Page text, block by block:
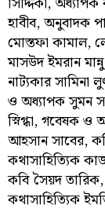
হাবীব, অনুবাদক
মোস্তফা কামাল,
মাসউদ ইমরান
নাট্যকার
ও অধ্যাপক সুমন
স্নিগ্ধা, গবেষক ও
আহসান সাবের,
কথাসাহিত্যিক
কবি সৈয়দ
কথাসাহিত্যিক